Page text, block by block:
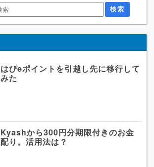
はぴeポイントを引越し先に移行して
みた
Kyashから300円分期限付きのお金
配り。活用法は？